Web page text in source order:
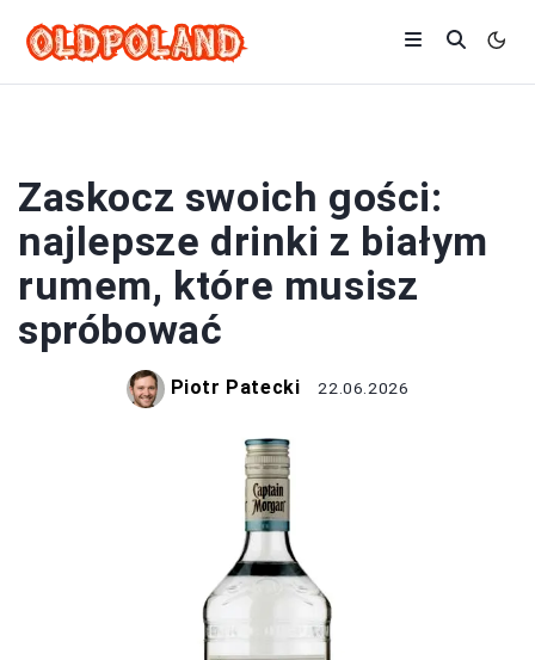
Zaskocz swoich gości:
najlepsze drinki z białym
rumem, które musisz
spróbować
Piotr Patecki 22.06.2026